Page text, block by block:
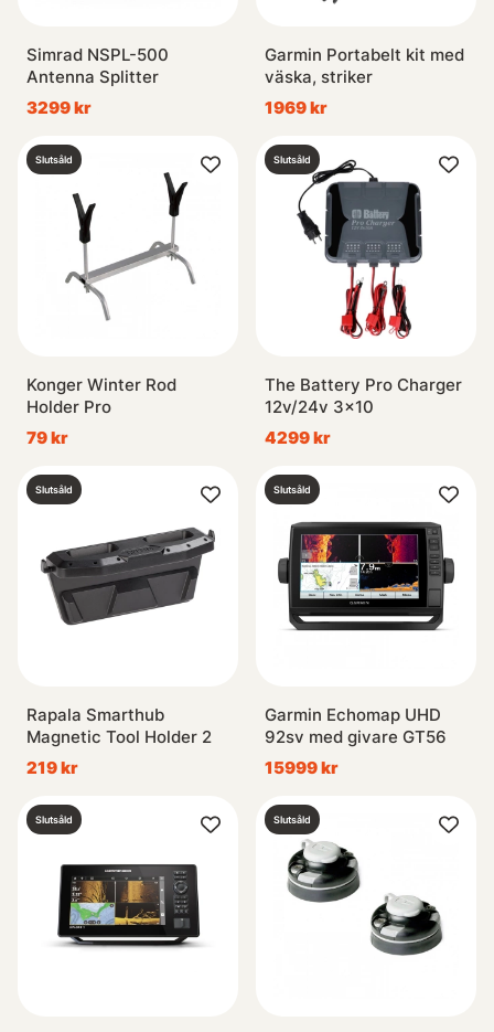
Simrad NSPL-500
Antenna Splitter
3299 kr
Garmin Portabelt kit med
väska, striker
1969 kr
Slutsåld
Konger Winter Rod
Holder Pro
79 kr
Slutsåld
The Battery Pro Charger
12v/24v 3x10
4299 kr
Slutsåld
Rapala Smarthub
Magnetic Tool Holder 2
219 kr
Slutsåld
Garmin Echomap UHD
92sv med givare GT56
15999 kr
Slutsåld Slutsåld